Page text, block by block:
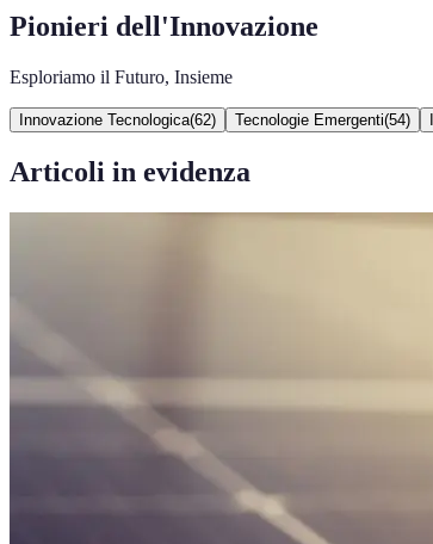
Pionieri dell'Innovazione
Esploriamo il Futuro, Insieme
Innovazione Tecnologica(62) Tecnologie Emergenti(54)
Articoli in evidenza